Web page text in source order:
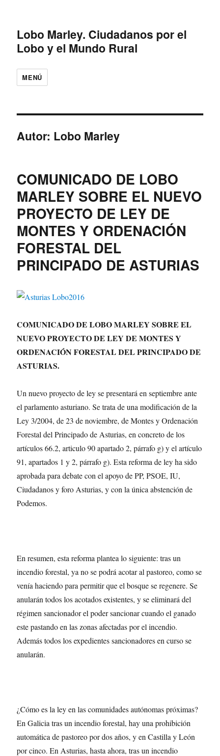
Lobo Marley. Ciudadanos por el
Lobo y el Mundo Rural
MENÚ
Autor: Lobo Marley
COMUNICADO DE LOBO
MARLEY SOBRE EL NUEVO
PROYECTO DE LEY DE
MONTES Y ORDENACIÓN
FORESTAL DEL
PRINCIPADO DE ASTURIAS
COMUNICADO DE LOBO MARLEY SOBRE EL
NUEVO PROYECTO DE LEY DE MONTES Y
ORDENACIÓN FORESTAL DEL PRINCIPADO DE
ASTURIAS.
Un nuevo proyecto de ley se presentará en septiembre ante
el parlamento asturiano. Se trata de una modificación de la
Ley 3/2004, de 23 de noviembre, de Montes y Ordenación
Forestal del Principado de Asturias, en concreto de los
artículos 66.2, articulo 90 apartado 2, párrafo g) y el artículo
91, apartados 1 y 2, párrafo g). Esta reforma de ley ha sido
aprobada para debate con el apoyo de PP, PSOE, IU,
Ciudadanos y foro Asturias, y con la única abstención de
Podemos.
En resumen, esta reforma plantea lo siguiente: tras un
incendio forestal, ya no se podrá acotar al pastoreo, como se
venía haciendo para permitir que el bosque se regenere. Se
anularán todos los acotados existentes, y se eliminará del
régimen sancionador el poder sancionar cuando el ganado
este pastando en las zonas afectadas por el incendio.
Además todos los expedientes sancionadores en curso se
anularán.
¿Cómo es la ley en las comunidades autónomas próximas?
En Galicia tras un incendio forestal, hay una prohibición
automática de pastoreo por dos años, y en Castilla y León
por cinco. En Asturias, hasta ahora, tras un incendio